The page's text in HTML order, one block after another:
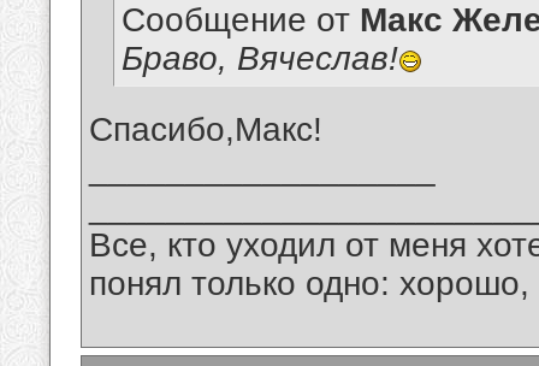
Сообщение от Макс
Браво, Вячеслав!
Спасибо,Макс!
Все, кто уходил от меня
понял только одно: